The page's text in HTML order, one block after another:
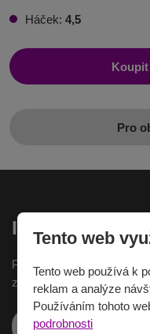
Háček: 4,5
Koupit
Pro
Inspirace na e-
Pokud chcete dostávat
zaregistrujte se zde.
Tento web
Tento web používá k
reklam a analýze
Používáním tohoto
podrobnosti